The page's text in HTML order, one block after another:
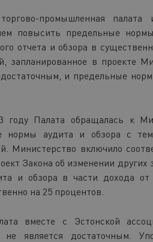
промышленная
повысить предельные
отчета и обзора в
запланированное в проекте
и предельные
году Палата обращалась к
нормы аудита и обзора с
Министерство включило
Закона об изменении
и обзора в части дохода
на 25 процентов.
вместе с Эстонской
не является достаточным.